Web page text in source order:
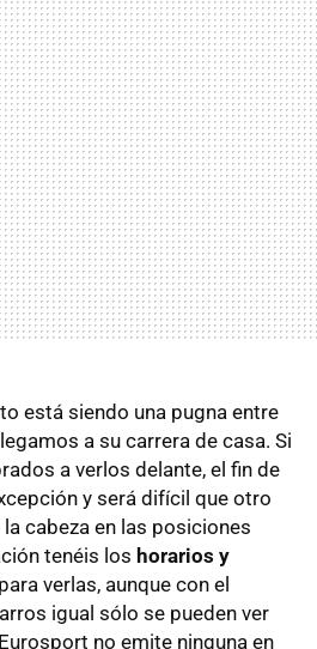
está siendo una pugna entre
a su carrera de casa. Si
a verlos delante, el fin de
y será difícil que otro
la cabeza en las posiciones
tenéis los horarios y
para verlas, aunque con el
igual sólo se pueden ver
no emite ninguna en